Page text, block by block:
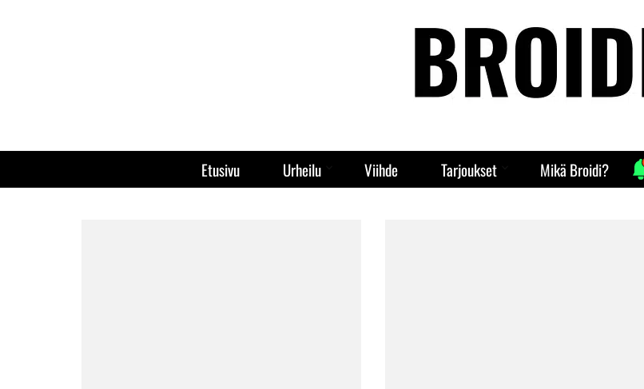
Etusivu Urheilu Viihde Tarjoukset Mikä Broidi?